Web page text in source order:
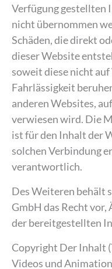
Verfügung gestellten
nicht übernommen
Schäden, die direkt
dieser Website
soweit diese nicht
Fahrlässigkeit
anderen Websites,
verwiesen wird. Die
ist für den Inhalt der
solchen Verbindung
verantwortlich.
Des Weiteren behält
GmbH das Recht vor,
der bereitgestellten
Copyright Der Inhalt
Videos und